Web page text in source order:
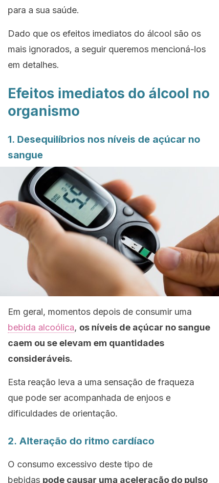
para a sua saúde.
Dado que os efeitos imediatos do álcool são os
mais ignorados, a seguir queremos mencioná-los
em detalhes.
Efeitos imediatos do álcool no
organismo
1. Desequilíbrios nos níveis de açúcar no
sangue
Em geral, momentos depois de consumir uma
bebida alcoólica, os níveis de açúcar no sangue
caem ou se elevam em quantidades
consideráveis.
Esta reação leva a uma sensação de fraqueza
que pode ser acompanhada de enjoos e
dificuldades de orientação.
2. Alteração do ritmo cardíaco
O consumo excessivo deste tipo de
bebidas pode causar uma aceleração do pulso